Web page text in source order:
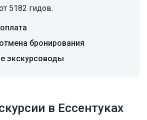
5182 гидов.
бронирования
экскурсоводы
в Ессентуках